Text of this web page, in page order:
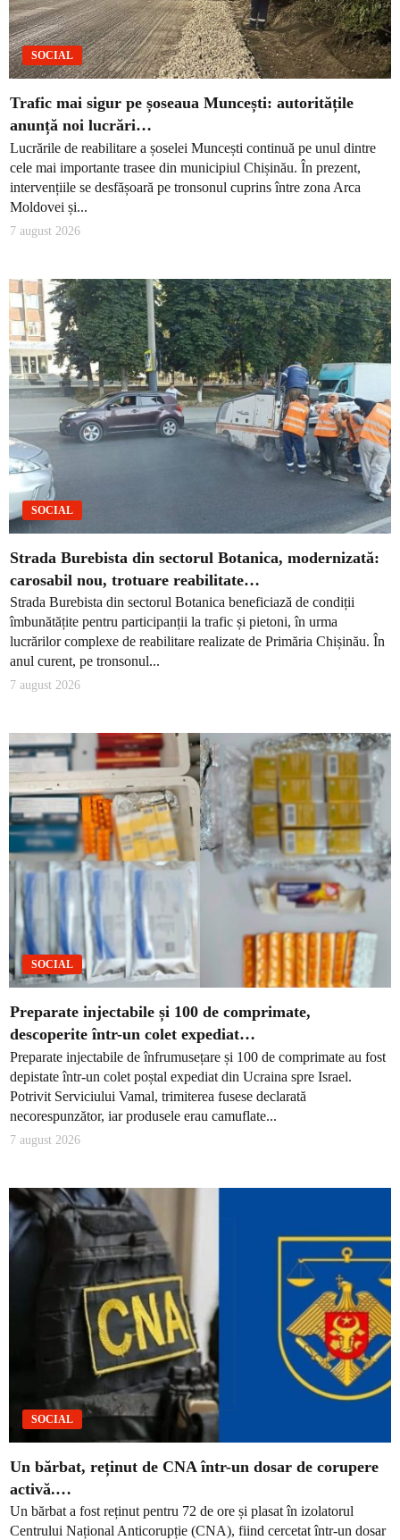
SOCIAL
Trafic mai sigur pe șoseaua Muncești: autoritățile
anunță noi lucrări…
Lucrările de reabilitare a șoselei Muncești continuă pe unul dintre
cele mai importante trasee din municipiul Chișinău. În prezent,
intervențiile se desfășoară pe tronsonul cuprins între zona Arca
Moldovei și...
7 august 2026
SOCIAL
Strada Burebista din sectorul Botanica, modernizată:
carosabil nou, trotuare reabilitate…
Strada Burebista din sectorul Botanica beneficiază de condiții
îmbunătățite pentru participanții la trafic și pietoni, în urma
lucrărilor complexe de reabilitare realizate de Primăria Chișinău. În
anul curent, pe tronsonul...
7 august 2026
SOCIAL
Preparate injectabile și 100 de comprimate,
descoperite într-un colet expediat…
Preparate injectabile de înfrumusețare și 100 de comprimate au fost
depistate într-un colet poștal expediat din Ucraina spre Israel.
Potrivit Serviciului Vamal, trimiterea fusese declarată
necorespunzător, iar produsele erau camuflate...
7 august 2026
SOCIAL
Un bărbat, reținut de CNA într-un dosar de corupere
activă.…
Un bărbat a fost reținut pentru 72 de ore și plasat în izolatorul
Centrului Național Anticorupție (CNA), fiind cercetat într-un dosar